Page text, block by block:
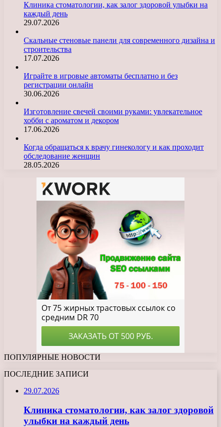
Клиника стоматологии, как залог здоровой улыбки на
каждый день
29.07.2026
Скальные стеновые панели для современного дизайна и
строительства
17.07.2026
Играйте в игровые автоматы бесплатно и без
регистрации онлайн
30.06.2026
Изготовление свечей своими руками: увлекательное
хобби с ароматом и декором
17.06.2026
Когда обращаться к врачу гинекологу и как проходит
обследование женщин
28.05.2026
ПОПУЛЯРНЫЕ НОВОСТИ
ПОСЛЕДНИЕ ЗАПИСИ
29.07.2026
Клиника стоматологии, как залог здоровой
улыбки на каждый день